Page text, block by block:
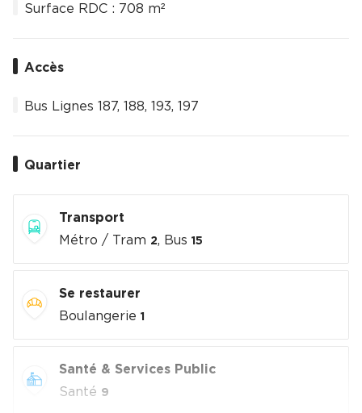
Surface RDC : 708 m²
Accès
Bus Lignes 187, 188, 193, 197
Quartier
Transport
Métro / Tram 2, Bus 15
Se restaurer
Boulangerie 1
Santé & Services Public
Santé 9